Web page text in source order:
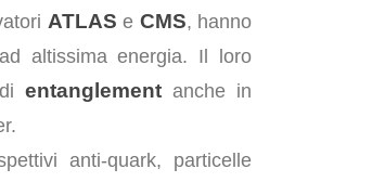
ATLAS e CMS, hanno
altissima energia. Il loro
dientanglement anche in
anti-quark, particelle